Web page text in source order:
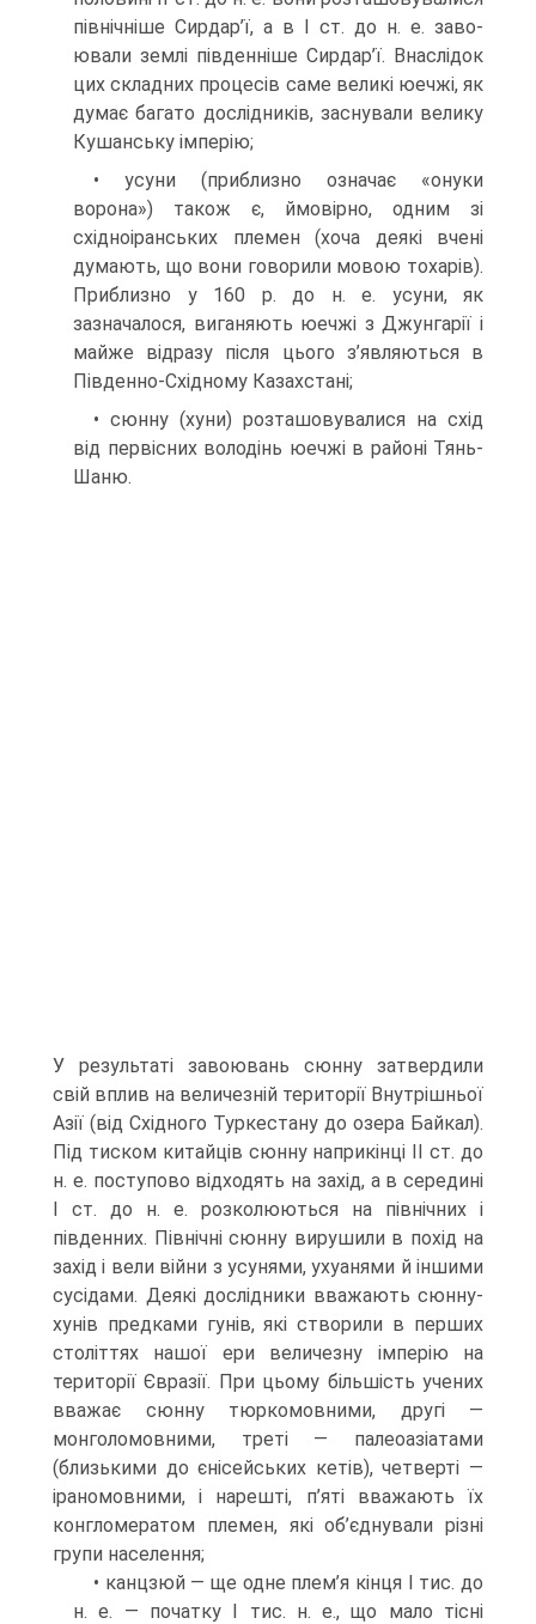
північніше Сирдар’ї, а в I ст. до н. е. заво­
ювали землі південніше Сирдар’ї. Внаслідок
цих складних процесів саме великі юечжі, як
думає багато дослідників, заснували велику
Кушанську імперію;
• усуни (приблизно означає «онуки
ворона») також є, ймовірно, одним зі
східноіранських племен (хоча деякі вчені
думають, що вони говорили мо­вою тохарів).
Приблизно у 160 р. до н. е. усуни, як
зазначалося, виганя­ють юечжі з Джунгарії і
майже відразу після цього з’являються в
Півден­но-Східному Казахстані;
• сюнну (хуни) розташовувалися на схід
від первісних володінь юечжі в районі Тянь-
Шаню.
У результаті завоювань сюнну затвердили
свій вплив на величезній території Внутрішньої
Азії (від Східного Туркестану до озера Байкал).
Під тиском китайців сюнну наприкінці II ст. до
н. е. по­ступово відходять на захід, а в середині
I ст. до н. е. розколюються на північних і
південних. Північні сюнну вирушили в похід на
захід і вели війни з усунями, ухуанями й іншими
сусідами. Деякі дослідники вважа­ють сюнну-
хунів предками гунів, які створили в перших
століттях нашої ери величезну імперію на
території Євразії. При цьому більшість учених
вважає сюнну тюркомовними, другі —
монголомовними, треті — палеоазіата­ми
(близькими до єнісейських кетів), четверті —
іраномовними, і нарешті, п’яті вважають їх
конгломератом племен, які об’єднували різні
групи насе­лення;
• канцзюй — ще одне плем’я кінця I тис. до
н. е. — початку I тис. н. е., що мало тісні